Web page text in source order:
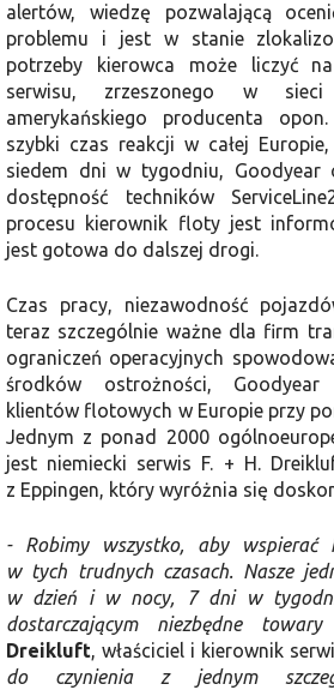
alertów, wiedzę pozwalającą
problemu i jest w stanie
potrzeby kierowca może liczyć
serwisu, zrzeszonego w sieci
amerykańskiego producenta
szybki czas reakcji w całej
siedem dni w tygodniu, Goodyear
dostępność techników
procesu kierownik floty jest
jest gotowa do dalszej drogi.
Czas pracy, niezawodność
teraz szczególnie ważne dla firm
ograniczeń operacyjnych
środków ostrożności, Goodyear
klientów flotowych w Europie przy
Jednym z ponad 2000
jest niemiecki serwis F. + H.
z Eppingen, który wyróżnia się
- Robimy wszystko, aby wspierać
w tych trudnych czasach. Nasze
w dzień i w nocy, 7 dni w
dostarczającym niezbędne
Dreikluft, właściciel i kierownik
do czynienia z jednym